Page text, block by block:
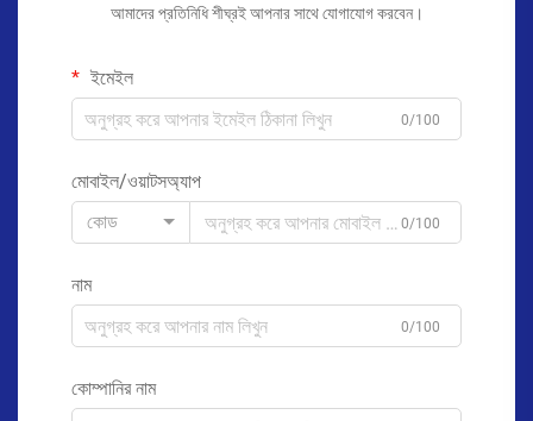
আমাদের প্রতিনিধি শীঘ্রই আপনার সাথে যোগাযোগ করবেন।
ইমেইল
0/100
মোবাইল/ওয়াটসঅ্যাপ
কোড
0/100
নাম
0/100
কোম্পানির নাম